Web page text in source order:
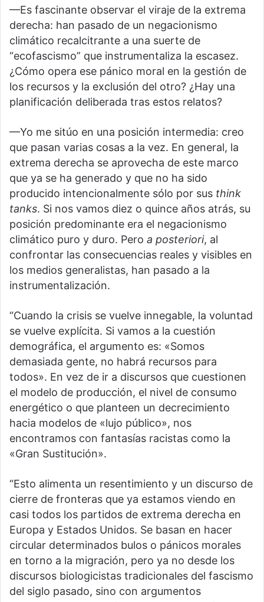
—Es fascinante observar el viraje de la extrema
derecha: han pasado de un negacionismo
climático recalcitrante a una suerte de
“ecofascismo” que instrumentaliza la escasez.
¿Cómo opera ese pánico moral en la gestión de
los recursos y la exclusión del otro? ¿Hay una
planificación deliberada tras estos relatos?
—Yo me sitúo en una posición intermedia: creo
que pasan varias cosas a la vez. En general, la
extrema derecha se aprovecha de este marco
que ya se ha generado y que no ha sido
producido intencionalmente sólo por sus think
tanks. Si nos vamos diez o quince años atrás, su
posición predominante era el negacionismo
climático puro y duro. Pero a posteriori, al
confrontar las consecuencias reales y visibles en
los medios generalistas, han pasado a la
instrumentalización.
“Cuando la crisis se vuelve innegable, la voluntad
se vuelve explícita. Si vamos a la cuestión
demográfica, el argumento es: «Somos
demasiada gente, no habrá recursos para
todos». En vez de ir a discursos que cuestionen
el modelo de producción, el nivel de consumo
energético o que planteen un decrecimiento
hacia modelos de «lujo público», nos
encontramos con fantasías racistas como la
«Gran Sustitución».
“Esto alimenta un resentimiento y un discurso de
cierre de fronteras que ya estamos viendo en
casi todos los partidos de extrema derecha en
Europa y Estados Unidos. Se basan en hacer
circular determinados bulos o pánicos morales
en torno a la migración, pero ya no desde los
discursos biologicistas tradicionales del fascismo
del siglo pasado, sino con argumentos